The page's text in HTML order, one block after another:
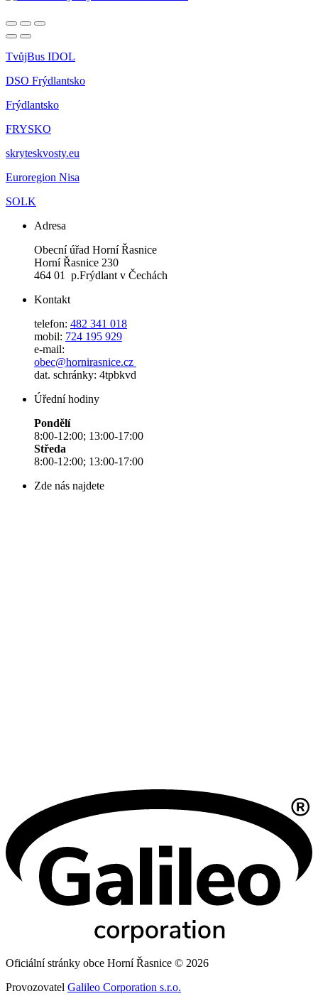
TvůjBus IDOL
DSO Frýdlantsko
Frýdlantsko
FRYSKO
skryteskvosty.eu
Euroregion Nisa
SOLK
Adresa
Obecní úřad Horní Řasnice
Horní Řasnice 230
464 01 p.Frýdlant v Čechách
Kontakt
telefon: 482 341 018
mobil: 724 195 929
e-mail:
obec@hornirasnice.cz
dat. schránky: 4tpbkvd
Úřední hodiny
Pondělí
8:00-12:00; 13:00-17:00
Středa
8:00-12:00; 13:00-17:00
Zde nás najdete
Oficiální stránky obce Horní Řasnice © 2026
Provozovatel Galileo Corporation s.r.o.